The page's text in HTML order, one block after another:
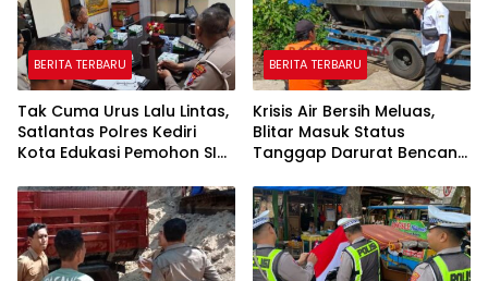
BERITA TERBARU
Tak Cuma Urus Lalu Lintas,
Satlantas Polres Kediri
Kota Edukasi Pemohon SIM
Pelatihan AI
BERITA TERBARU
Krisis Air Bersih Meluas,
Blitar Masuk Status
Tanggap Darurat Bencana